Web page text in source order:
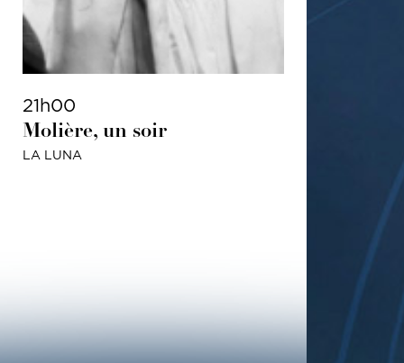
21h00
Molière, un soir
LA LUNA
THÉÂTRE TOUT PUBLIC